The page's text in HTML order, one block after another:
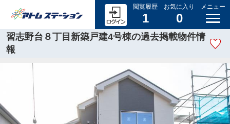
閲覧履歴
1
お気に入り
0
メニュー
習志野台８丁目新築戸建4号棟の過去掲載物件情
報